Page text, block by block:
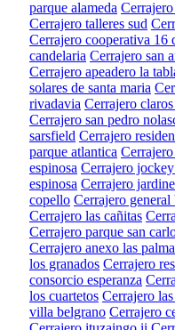
parque alameda
Cerrajero talleres sud
Cerrajero cooperativa 16
candelaria Cerrajero san
Cerrajero apeadero la
solares de santa maria
rivadavia Cerrajero
Cerrajero san pedro
sarsfield Cerrajero
parque atlantica
espinosa Cerrajero
espinosa Cerrajero
copello Cerrajero general
Cerrajero las cañitas
Cerrajero parque san
Cerrajero anexo las
los granados Cerrajero
consorcio esperanza
los cuartetos Cerrajero
villa belgrano Cerrajero